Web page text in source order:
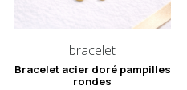
bracelet
Bracelet acier doré pampilles
rondes